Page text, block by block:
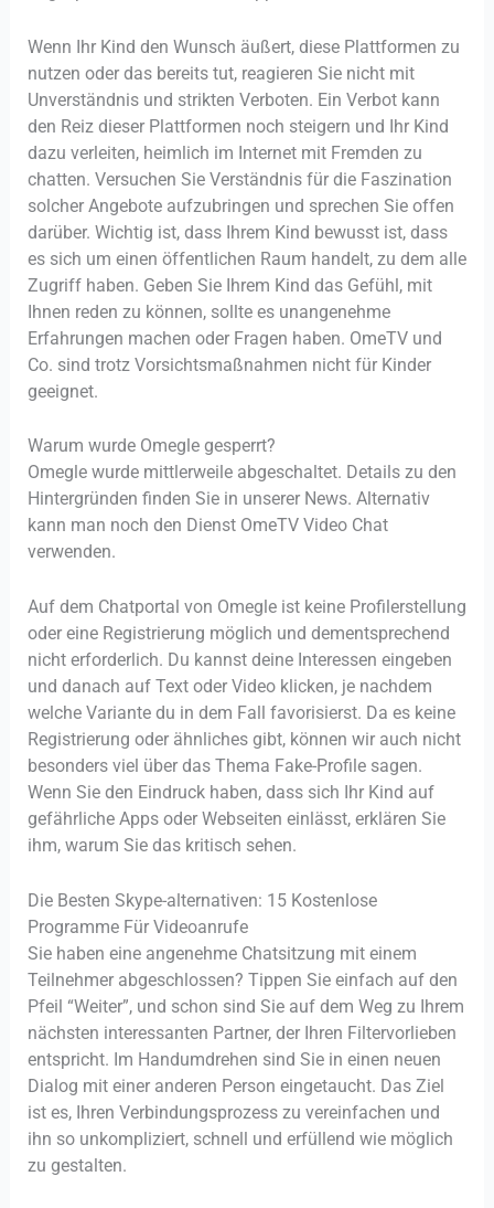
Wenn Ihr Kind den Wunsch äußert, diese Plattformen zu
nutzen oder das bereits tut, reagieren Sie nicht mit
Unverständnis und strikten Verboten. Ein Verbot kann
den Reiz dieser Plattformen noch steigern und Ihr Kind
dazu verleiten, heimlich im Internet mit Fremden zu
chatten. Versuchen Sie Verständnis für die Faszination
solcher Angebote aufzubringen und sprechen Sie offen
darüber. Wichtig ist, dass Ihrem Kind bewusst ist, dass
es sich um einen öffentlichen Raum handelt, zu dem alle
Zugriff haben. Geben Sie Ihrem Kind das Gefühl, mit
Ihnen reden zu können, sollte es unangenehme
Erfahrungen machen oder Fragen haben. OmeTV und
Co. sind trotz Vorsichtsmaßnahmen nicht für Kinder
geeignet.
Warum wurde Omegle gesperrt?
Omegle wurde mittlerweile abgeschaltet. Details zu den
Hintergründen finden Sie in unserer News. Alternativ
kann man noch den Dienst OmeTV Video Chat
verwenden.
Auf dem Chatportal von Omegle ist keine Profilerstellung
oder eine Registrierung möglich und dementsprechend
nicht erforderlich. Du kannst deine Interessen eingeben
und danach auf Text oder Video klicken, je nachdem
welche Variante du in dem Fall favorisierst. Da es keine
Registrierung oder ähnliches gibt, können wir auch nicht
besonders viel über das Thema Fake-Profile sagen.
Wenn Sie den Eindruck haben, dass sich Ihr Kind auf
gefährliche Apps oder Webseiten einlässt, erklären Sie
ihm, warum Sie das kritisch sehen.
Die Besten Skype-alternativen: 15 Kostenlose
Programme Für Videoanrufe
Sie haben eine angenehme Chatsitzung mit einem
Teilnehmer abgeschlossen? Tippen Sie einfach auf den
Pfeil “Weiter”, und schon sind Sie auf dem Weg zu Ihrem
nächsten interessanten Partner, der Ihren Filtervorlieben
entspricht. Im Handumdrehen sind Sie in einen neuen
Dialog mit einer anderen Person eingetaucht. Das Ziel
ist es, Ihren Verbindungsprozess zu vereinfachen und
ihn so unkompliziert, schnell und erfüllend wie möglich
zu gestalten.